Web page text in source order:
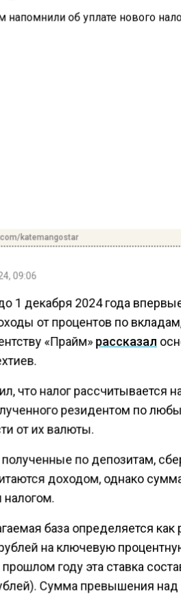
katemangostar
09:06
1 декабря 2024 года
от процентов по
«Прайм»рассказал
что налог рассчитывается
резидентом по
от их валюты.
по депозитам,
доходом, однако
налогом.
база определяется как
на ключевую
году эта ставка
Сумма превышения